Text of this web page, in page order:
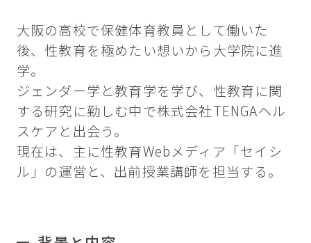
大阪の高校で保健体育教員として働いた
後、性教育を極めたい想いから大学院に進
学。
ジェンダー学と教育学を学び、性教育に関
する研究に勤しむ中で株式会社TENGAヘル
スケアと出会う。
現在は、主に性教育Webメディア「セイシ
ル」の運営と、出前授業講師を担当する。